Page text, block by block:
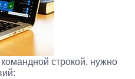
командной строкой, нужно